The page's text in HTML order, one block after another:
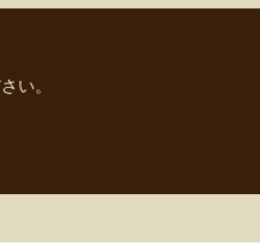
い。